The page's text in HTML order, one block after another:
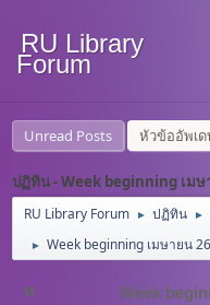
RU Library
Forum
Unread Posts หัวข้ออัพเ
ปฏิทิน - Week beginning เมษ
RU Library Forum ► ปฏิทิน ►
► Week beginning เมษายน
« Week